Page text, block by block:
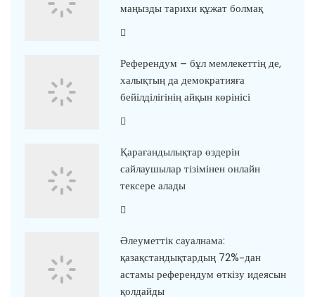
маңызды тарихи құжат болмақ
Референдум – бұл мемлекеттің де,
халықтың да демократияға
бейілділігінің айқын көрінісі
Қарағандылықтар өздерін
сайлаушылар тізімінен онлайн
тексере алады
Әлеуметтік сауалнама:
қазақстандықтардың 72%-дан
астамы референдум өткізу идеясын
қолдайды